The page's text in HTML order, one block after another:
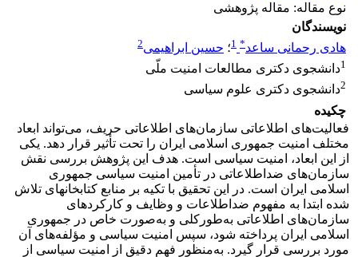
نوع مقاله: مقاله پژوهشی
نویسندگان
هادی رحمانی ساعد*
1؛ حسین ابراهیمی2
1دانشجوی دکتری مطالعات امنیت ملّی
2دانشجوی دکتری علوم سیاسی
چکیده
فعالیت‌های اطلاعاتی سازمان‌های اطلاعاتی حریف، می‌تواند ابعاد
مختلف امنیت جمهوری اسلامی ایران را تحت تأثیر قرار دهد. یکی
از این ابعاد، امنیت سیاسی است. هدف این پژوهش بررسی نقش
سازمان‌های ضداطلاعاتی در تأمین امنیت سیاسی جمهوری
اسلامی ایران است. در این تحقیق با تکیه بر منابع کتابخانهای تلاش
شده ابتدا به مفهوم ضداطلاعات و وظایف و کارکردهای
سازمان‌های اطلاعاتی به‌طورکلی و به‌صورت خاص در جمهوری
اسلامی ایران پرداخته شود، سپس امنیت سیاسی و مؤلفه‌های آن
مورد بررسی قرار گیرد. به‌منظور فهم دقیق از امنیت سیاسی از